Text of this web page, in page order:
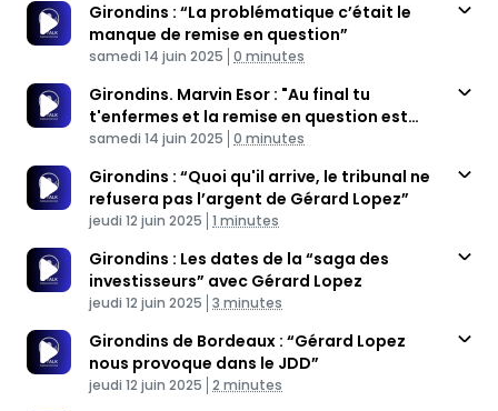
Girondins : “La problématique c’était le
manque de remise en question”
Published At
samedi 14 juin 2025 Time
0 minutes
Girondins. Marvin Esor : "Au final tu
t'enfermes et la remise en question est
compliquée"
Published At
samedi 14 juin 2025 Time
0 minutes
Girondins : “Quoi qu'il arrive, le tribunal ne
refusera pas l’argent de Gérard Lopez”
Published At
jeudi 12 juin 2025 Time
1 minutes
Girondins : Les dates de la “saga des
investisseurs” avec Gérard Lopez
Published At
jeudi 12 juin 2025 Time
3 minutes
Girondins de Bordeaux : “Gérard Lopez
nous provoque dans le JDD”
Published At
jeudi 12 juin 2025 Time
2 minutes